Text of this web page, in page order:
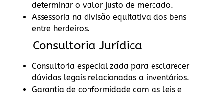
determinar o valor justo de mercado.
Assessoria na divisão equitativa dos bens
entre herdeiros.
Consultoria Jurídica
Consultoria especializada para esclarecer
dúvidas legais relacionadas a inventários.
Garantia de conformidade com as leis e